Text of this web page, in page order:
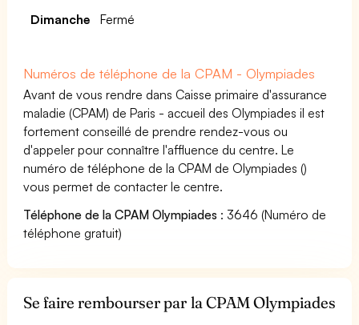
Dimanche
Fermé
Numéros de téléphone de la CPAM - Olympiades
Avant de vous rendre dans Caisse primaire d'assurance
maladie (CPAM) de Paris - accueil des Olympiades il est
fortement conseillé de prendre rendez-vous ou
d'appeler pour connaître l'affluence du centre. Le
numéro de téléphone de la CPAM de Olympiades ()
vous permet de contacter le centre.
Téléphone de la CPAM Olympiades : 3646 (Numéro de
téléphone gratuit)
Se faire rembourser par la CPAM Olympiades